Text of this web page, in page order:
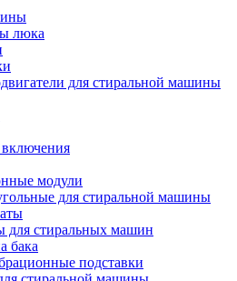
люка
для стиральной машины
модули
для стиральной машины
для стиральных машин
бака
подставки